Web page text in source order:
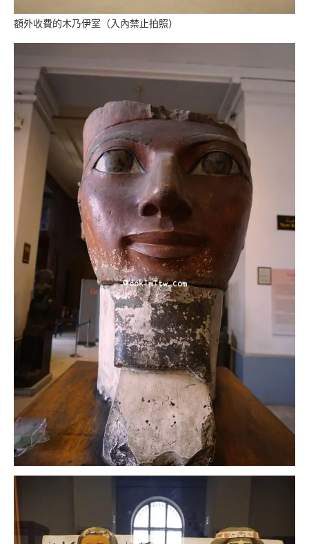
額外收費的木乃伊室（入內禁止拍照）